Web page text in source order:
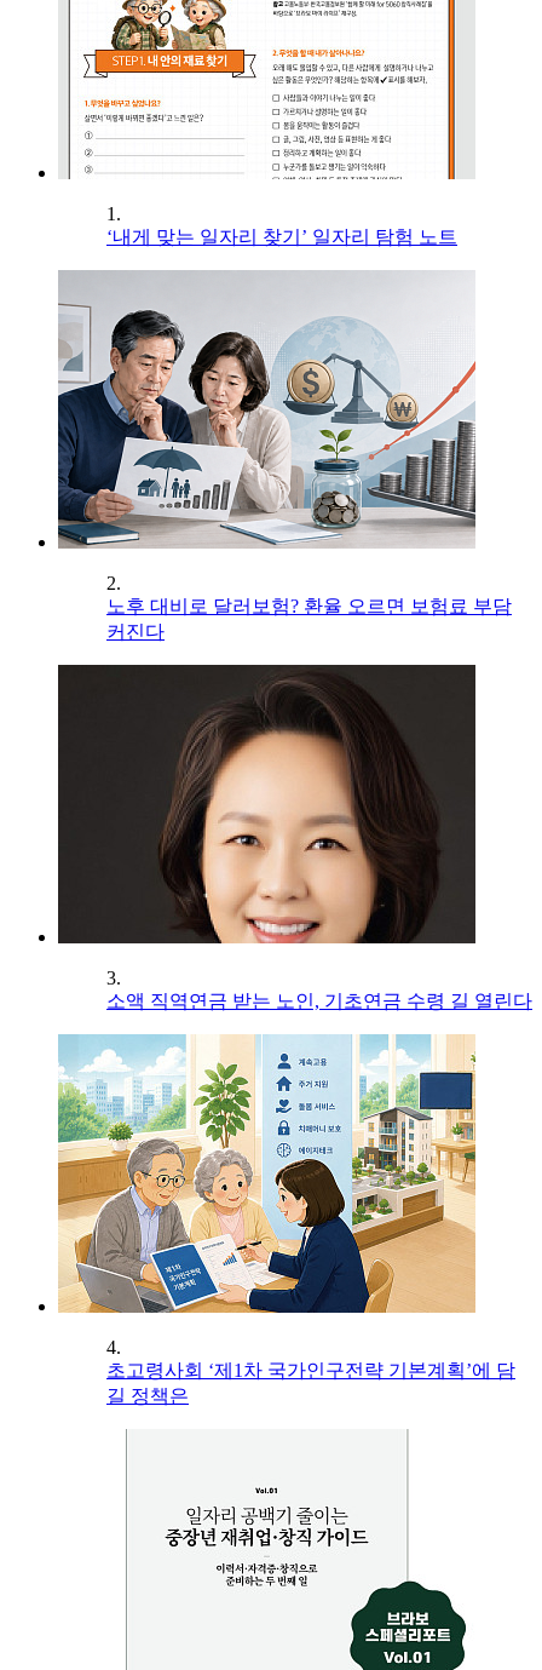
1.
‘내게 맞는 일자리 찾기’ 일자리 탐험 노트
2.
노후 대비로 달러보험? 환율 오르면 보험료 부담
커진다
3.
소액 직역연금 받는 노인, 기초연금 수령 길 열린다
4.
초고령사회 ‘제1차 국가인구전략 기본계획’에 담
길 정책은